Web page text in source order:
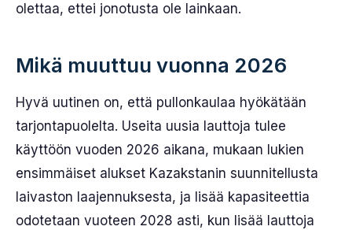
olettaa, ettei jonotusta ole lainkaan.
Mikä muuttuu vuonna 2026
Hyvä uutinen on, että pullonkaulaa hyökätään
tarjontapuolelta. Useita uusia lauttoja tulee
käyttöön vuoden 2026 aikana, mukaan lukien
ensimmäiset alukset Kazakstanin suunnitellusta
laivaston laajennuksesta, ja lisää kapasiteettia
odotetaan vuoteen 2028 asti, kun lisää lauttoja